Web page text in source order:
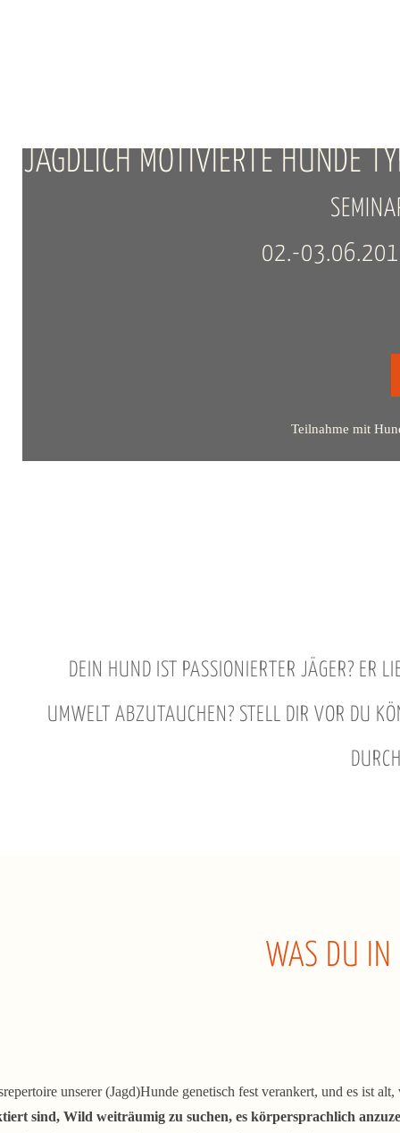
JAGDLICH MOTIVIERTE HUNDE
02.-
Teilnahme mit
DEIN HUND IST PASSIONIERTER JÄGER? ER
UMWELT ABZUTAUCHEN? STELL DIR VOR DU
WAS DU IN
unserer (Jagd)Hunde genetisch fest verankert, und es ist
sind, Wild weiträumig zu suchen, es körpersprachlich